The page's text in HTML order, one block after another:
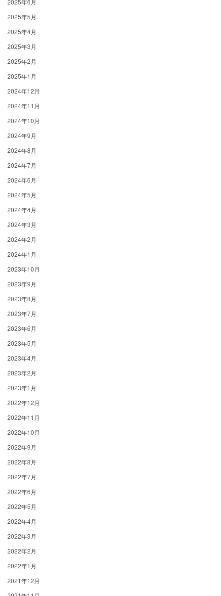
2025年6月
2025年5月
2025年4月
2025年3月
2025年2月
2025年1月
2024年12月
2024年11月
2024年10月
2024年9月
2024年8月
2024年7月
2024年6月
2024年5月
2024年4月
2024年3月
2024年2月
2024年1月
2023年10月
2023年9月
2023年8月
2023年7月
2023年6月
2023年5月
2023年4月
2023年2月
2023年1月
2022年12月
2022年11月
2022年10月
2022年9月
2022年8月
2022年7月
2022年6月
2022年5月
2022年4月
2022年3月
2022年2月
2022年1月
2021年12月